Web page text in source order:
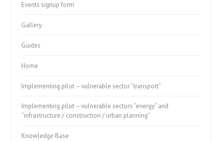
Events signup form
Gallery
Guides
Home
Implementing pilot – vulnerable sector “transport”
Implementing pilot – vulnerable sectors “energy” and
“infrastructure / construction / urban planning”
Knowledge Base